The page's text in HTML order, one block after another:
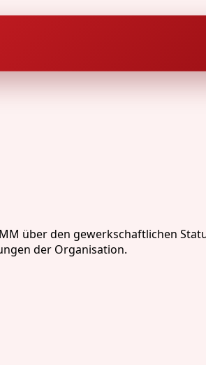
über den gewerkschaftlichen
der Organisation.